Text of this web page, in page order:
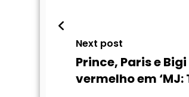
Next post
Prince, Paris e
vermelho em ‘MJ: